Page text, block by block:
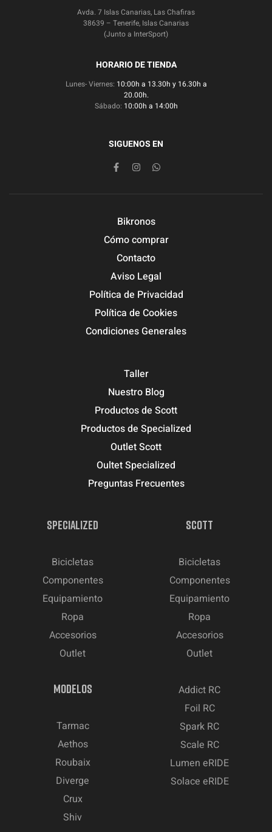
Avda. 7 Islas Canarias, Las Chafiras
38639 – Tenerife, Islas Canarias
(Junto a InterSport)
HORARIO DE TIENDA
Lunes- Viernes: 10:00h a 13.30h y 16.30h a
20.00h.
Sábado: 10:00h a 14:00h
SIGUENOS EN
Bikronos
Cómo comprar
Contacto
Aviso Legal
Política de Privacidad
Política de Cookies
Condiciones Generales
Taller
Nuestro Blog
Productos de Scott
Productos de Specialized
Outlet Scott
Oultet Specialized
Preguntas Frecuentes
SPECIALIZED
Bicicletas
Componentes
Equipamiento
Ropa
Accesorios
Outlet
SCOTT
Bicicletas
Componentes
Equipamiento
Ropa
Accesorios
Outlet
MODELOS
Tarmac
Aethos
Roubaix
Diverge
Crux
Shiv
Addict RC
Foil RC
Spark RC
Scale RC
Lumen eRIDE
Solace eRIDE